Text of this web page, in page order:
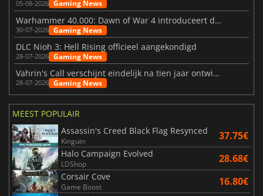
05-08-2026 Gaming News
Warhammer 40.000: Dawn of War 4 introduceert de Necron-factie
30-07-2026 Gaming News
DLC Nioh 3: Hell Rising officieel aangekondigd
28-07-2026 Gaming News
Vahrin's Call verschijnt eindelijk na tien jaar ontwikkeling
28-07-2026 Gaming News
MEEST POPULAIR
Assassin's Creed Black Flag Resynced
Kinguin 37.75€
Halo Campaign Evolved
LDShop 28.68€
Corsair Cove
Game Boost 16.80€